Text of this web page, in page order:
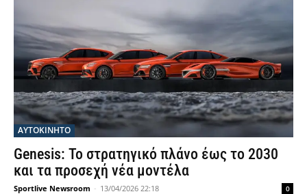
ΑΥΤΟΚΙΝΗΤΟ
Genesis: Το στρατηγικό πλάνο έως το 2030
και τα προσεχή νέα μοντέλα
Sportlive Newsroom - 13/04/2026 22:18 0